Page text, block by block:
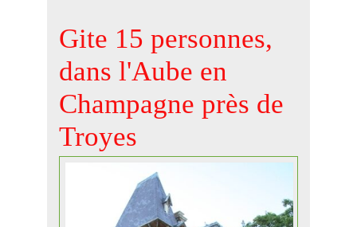
Gite 15 personnes,
dans l'Aube en
Champagne près de
Troyes